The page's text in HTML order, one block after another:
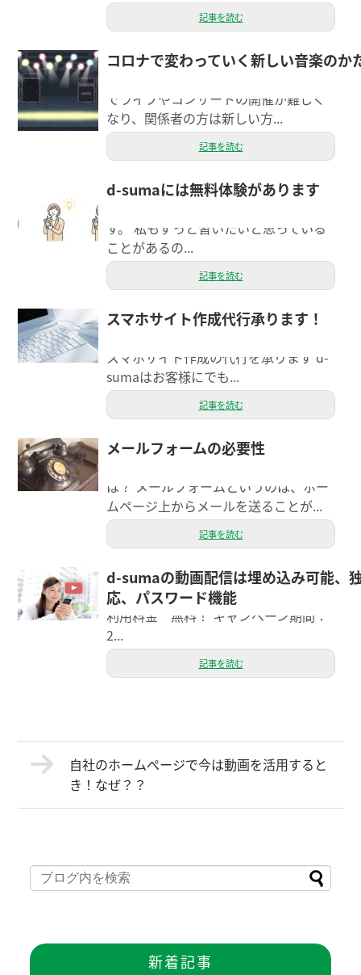
記事を読む
コロナで変わっていく新しい音楽のか
こんにちは。WEB制作担当のモリヤマ
でライブやコンサートの開催が難しく
なり、関係者の方は新しい方...
記事を読む
d-sumaには無料体験があります
エクシースタッフの細谷です。 春です
す。 私もずっと習いたいと思っている
ことがあるの...
記事を読む
スマホサイト作成代行承ります！
今日は、d-suma（ディースマ）のサイ
スマホサイト作成の代行を承ります d-
sumaはお客様にでも...
記事を読む
メールフォームの必要性
今日はメールフォームの必要性につい
は？ メールフォームというのは、ホー
ムページ上からメールを送ることが...
記事を読む
d-sumaの動画配信は埋め込み可能、
応、パスワード機能
動画配信機能キャンペーン！ 初期
費用 15,000円無料！ 最大30日間
利用料金 無料！ キャンペーン期間：
2...
記事を読む
自社のホームぺージで今は動画を活用すると
き！なぜ？？
新着記事